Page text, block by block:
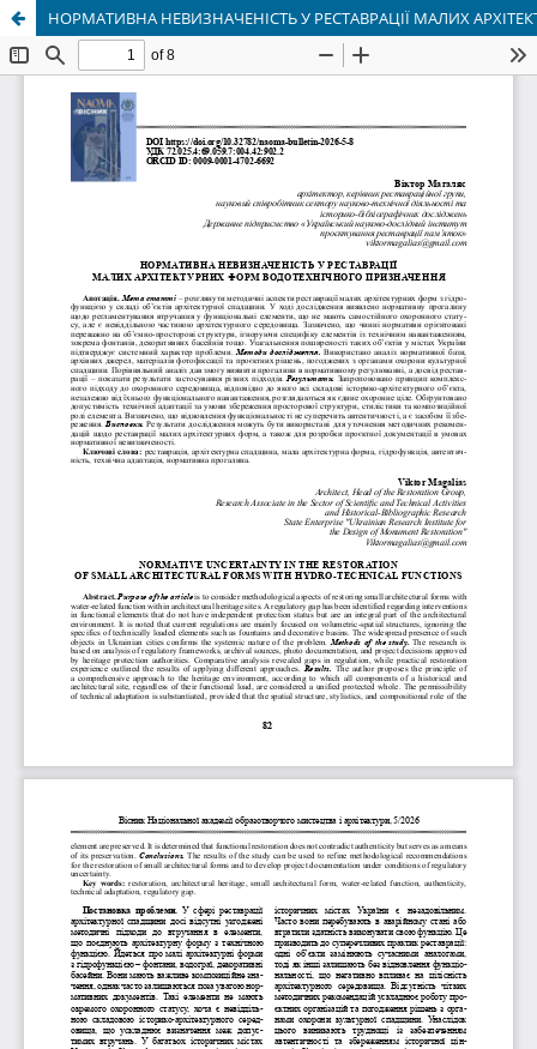
НОРМАТИВНА НЕВИЗНАЧЕНІСТЬ У РЕСТАВРАЦІЇ МАЛИХ